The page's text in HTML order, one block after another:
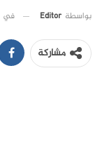
بواسطة Editor في
مشاركة